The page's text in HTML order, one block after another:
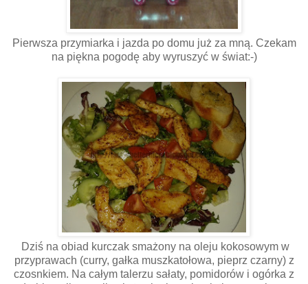
Pierwsza przymiarka i jazda po domu już za mną. Czekam
na piękna pogodę aby wyruszyć w świat:-)
Dziś na obiad kurczak smażony na oleju kokosowym w
przyprawach (curry, gałka muszkatołowa, pieprz czarny) z
czosnkiem. Na całym talerzu sałaty, pomidorów i ogórka z